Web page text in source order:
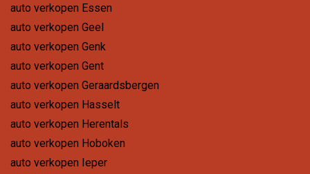
auto verkopen Essen
auto verkopen Geel
auto verkopen Genk
auto verkopen Gent
auto verkopen Geraardsbergen
auto verkopen Hasselt
auto verkopen Herentals
auto verkopen Hoboken
auto verkopen Ieper